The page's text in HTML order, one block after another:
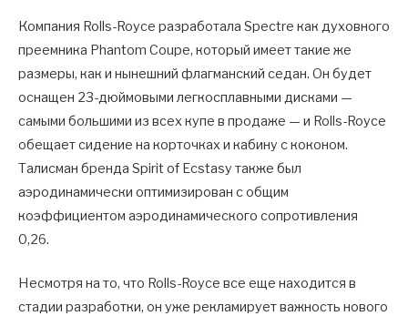
Компания Rolls-Royce разработала Spectre как духовного
преемника Phantom Coupe, который имеет такие же
размеры, как и нынешний флагманский седан. Он будет
оснащен 23-дюймовыми легкосплавными дисками —
самыми большими из всех купе в продаже — и Rolls-Royce
обещает сидение на корточках и кабину с коконом.
Талисман бренда Spirit of Ecstasy также был
аэродинамически оптимизирован с общим
коэффициентом аэродинамического сопротивления
0,26.
Несмотря на то, что Rolls-Royce все еще находится в
стадии разработки, он уже рекламирует важность нового